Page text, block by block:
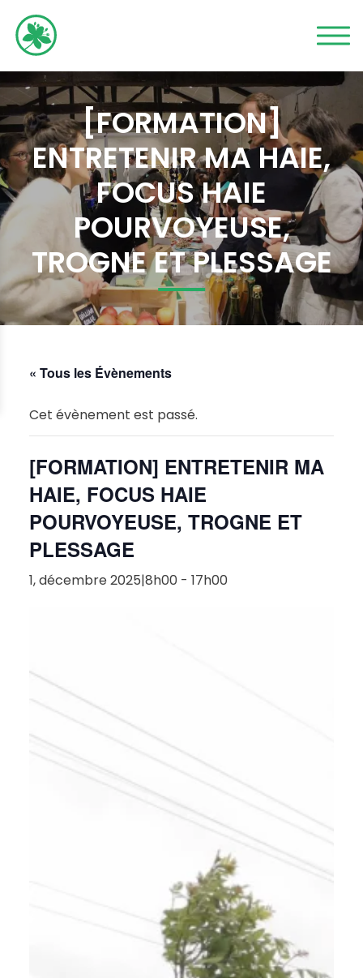
[FORMATION]
ENTRETENIR MA HAIE,
FOCUS HAIE
POURVOYEUSE,
TROGNE ET PLESSAGE
« Tous les Évènements
Cet évènement est passé.
[FORMATION] ENTRETENIR MA
HAIE, FOCUS HAIE
POURVOYEUSE, TROGNE ET
PLESSAGE
1, décembre 2025|8h00 - 17h00